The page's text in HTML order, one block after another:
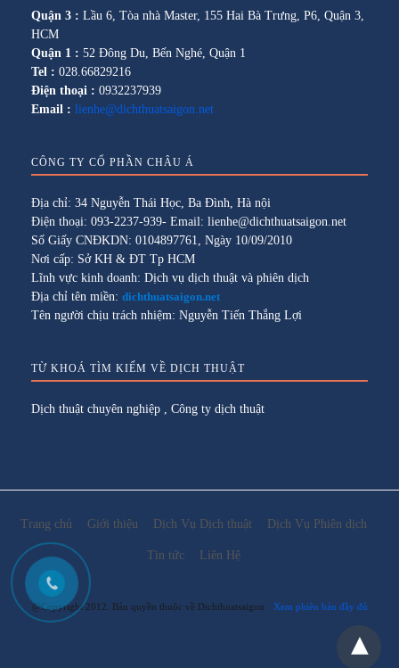
Quận 3 : Lầu 6, Tòa nhà Master, 155 Hai Bà Trưng, P6, Quận 3,
HCM
Quận 1 : 52 Đông Du, Bến Nghé, Quận 1
Tel : 028.66829216
Điện thoại : 0932237939
Email : lienhe@dichthuatsaigon.net
CÔNG TY CỔ PHẦN CHÂU Á
Địa chỉ: 34 Nguyễn Thái Học, Ba Đình, Hà nội
Điện thoại: 093-2237-939- Email: lienhe@dichthuatsaigon.net
Số Giấy CNĐKDN: 0104897761, Ngày 10/09/2010
Nơi cấp: Sở KH & ĐT Tp HCM
Lĩnh vực kinh doanh: Dịch vụ dịch thuật và phiên dịch
Địa chỉ tên miền: dichthuatsaigon.net
Tên người chịu trách nhiệm: Nguyễn Tiến Thắng Lợi
TỪ KHOÁ TÌM KIẾM VỀ DỊCH THUẬT
Dịch thuật chuyên nghiệp Công ty dịch thuật
Trang chủ Giới thiệu Dịch Vụ Dịch thuật Dịch Vụ Phiên dịch
Tin tức Liên Hệ
@Copyright 2012. Bản quyền thuộc về Dichthuatsaigon Xem phiên bản đầy đủ